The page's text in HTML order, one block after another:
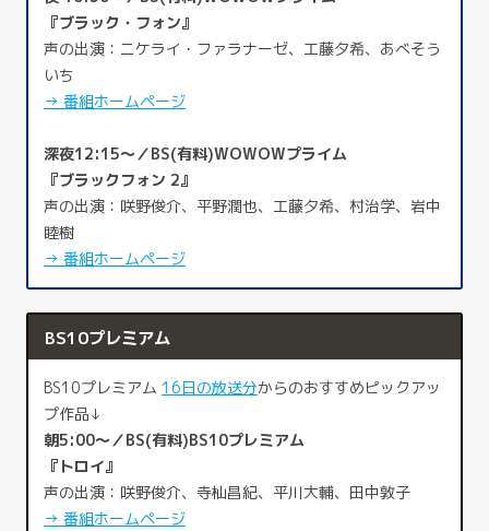
『ブラック・フォン』
声の出演：ニケライ・ファラナーゼ、工藤夕希、あべそう
いち
→ 番組ホームページ
深夜12:15～／BS(有料)WOWOWプライム
『ブラックフォン 2』
声の出演：咲野俊介、平野潤也、工藤夕希、村治学、岩中
睦樹
→ 番組ホームページ
BS10プレミアム
BS10プレミアム 16日の放送分からのおすすめピックアッ
プ作品↓
朝5:00～／BS(有料)BS10プレミアム
『トロイ』
声の出演：咲野俊介、寺杣昌紀、平川大輔、田中敦子
→ 番組ホームページ